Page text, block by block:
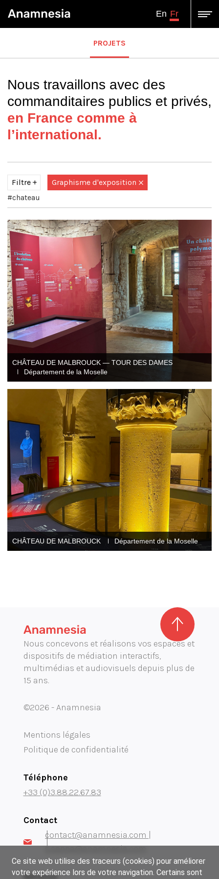
En Fr
PROJETS
Nous travaillons avec des
commanditaires publics et privés,
en France comme à
l’international.
Filtre
Conception et ingénierie Direction artistique
Graphisme d'exposition
Illustration Mobilité audioguide visioguide
Production audiovisuelle
Production multimédia interactive
Projection immersive
Réalité augmentée / virtuelle
Tournage et captation
#chateau
CHÂTEAU DE MALBROUCK — TOUR DES DAMES
Département de la Moselle
CHÂTEAU DE MALBROUCK Département de la Moselle
Nous concevons et réalisons vos espaces et
dispositifs de médiation interactifs,
multimédias et audiovisuels depuis plus de
15 ans.
©2026 - Anamnesia
Mentions légales
Politique de confidentialité
Téléphone
+33 (0)3.88.22.67.83
Contact
contact@anamnesia.com |
s.sappa@anamnesia.com
Adresse
Ce site web utilise des traceurs (cookies) pour améliorer
votre expérience lors de votre navigation. Certains sont